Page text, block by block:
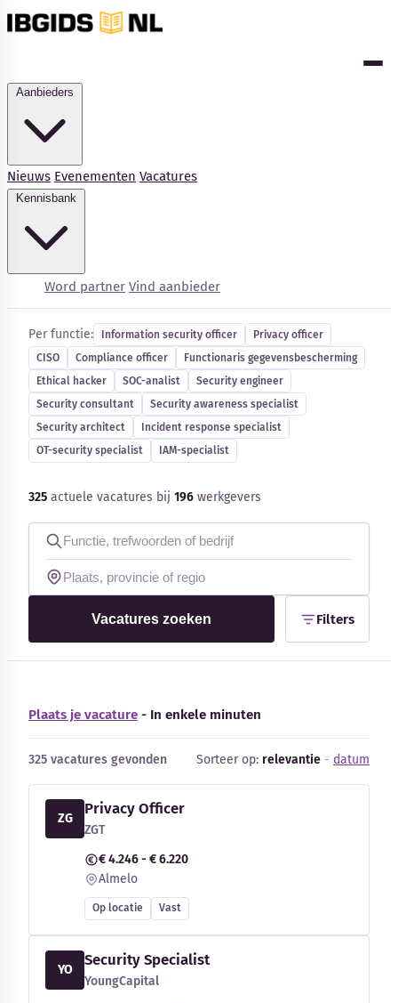
Nieuws Evenementen Vacatures
Word partner Vind aanbieder
Kennisbank
Blog
Bedrijfsupdates
Externe bronnen
Woordenboek
Auteurs
Cybersecurity-vacatures
Per functie: Information security officer
Privacy officer
CISO
Compliance officer
Functionaris gegevensbescherming
Ethical hacker
SOC-analist
Security engineer
Security consultant
Security awareness specialist
Security architect
Incident response specialist
OT-security specialist
IAM-specialist
325 actuele vacatures bij 196 werkgevers
Vacatures zoeken Filters
Plaats je vacature - In enkele minuten
325 vacatures gevonden Sorteer op: relevantie - datum
ZG
Privacy Officer
ZGT
€ 4.246 - € 6.220
Almelo
Op locatie Vast
YO
Security Specialist
YoungCapital